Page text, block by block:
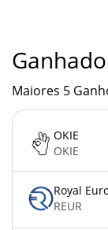
Maiores 5
OKIE
OKIE
Royal
REUR